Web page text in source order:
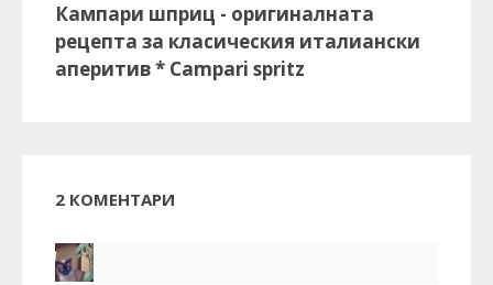
Кампари шприц - оригиналната
рецепта за класическия италиански
аперитив * Campari spritz
2 КОМЕНТАРИ